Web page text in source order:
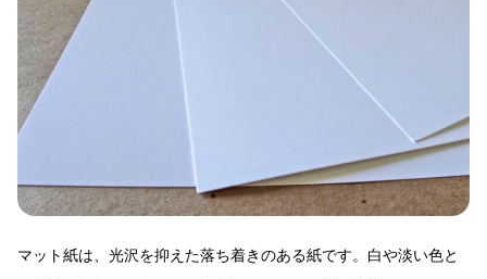
マット紙は、光沢を抑えた落ち着きのある紙です。白や淡い色と